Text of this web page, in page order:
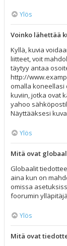
Ylös
Voinko lähettää
Kyllä, kuvia
liitteet, voit
täytyy antaa
http://
omalla koneellasi
kuviin, jotka ovat
yahoo
Näyttääksesi
Ylös
Mitä ovat
Globaalit
aina kun on
omissa
foorumin
Ylös
Mitä ovat